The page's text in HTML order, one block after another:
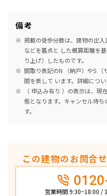
備考
掲載の徒歩分数は、建物の出
などを着点と した概算距離を
り上げ）したものです。
間取り表記のN （納戸）やS
間を表して います。詳細につ
（ 申込み有り ）の表示は、
態となります。キャンセル待
す。
この建物のお問合
営業時間 9:30~18:00 /